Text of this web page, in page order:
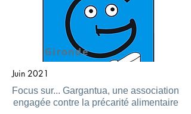
Gironde
Juin 2021
Focus sur... Gargantua, une association
engagée contre la précarité alimentaire